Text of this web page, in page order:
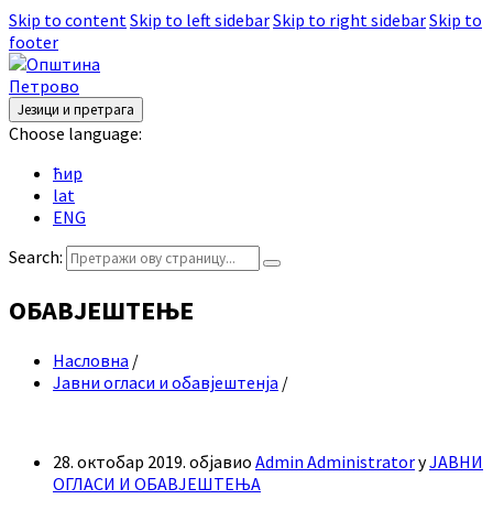
Skip to contentSkip to left sidebarSkip to right sidebarSkip to
footer
Језици и претрага
Choose language:
ћир
lat
ENG
Search:
ОБАВЈЕШТЕЊЕ
Насловна /
Јавни огласи и обавјештенја /
28. октобар 2019. објавио Admin AdministratorуЈАВНИ
ОГЛАСИ И ОБАВЈЕШТЕЊА